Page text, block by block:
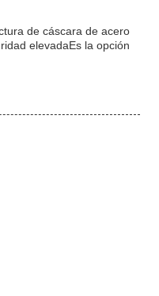
de cáscara de acero
elevadaEs la opción